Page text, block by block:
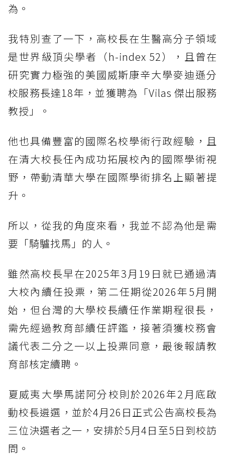
為。
我特別查了一下，高校長在生醫高分子領域
是世界級頂尖學者（h-index 52），且曾在
研究實力極強的美國威斯康辛大學麥迪遜分
校服務長達18年，並獲聘為「Vilas 傑出服務
教授」。
他也具備豐富的國際名校學術行政經驗，且
在清大校長任內成功拓展校內的國際學術視
野，帶動清華大學在國際學術排名上顯著提
升。
所以，從我的角度來看，我並不認為他是需
要「騎驢找馬」的人。
雖然高校長早在2025年3月19日就已通過清
大校內續任投票，第二任期從2026年5月開
始，但台灣的大學校長續任作業期程很長，
需先經過教育部續任評鑑，接著須獲校務會
議代表二分之一以上投票同意，最後報請教
育部核定續聘。
夏威夷大學馬諾阿分校則於2026年2月底啟
動校長遴選，並於4月26日正式公告高校長為
三位決選者之一，安排於5月4日至5日到校訪
問。